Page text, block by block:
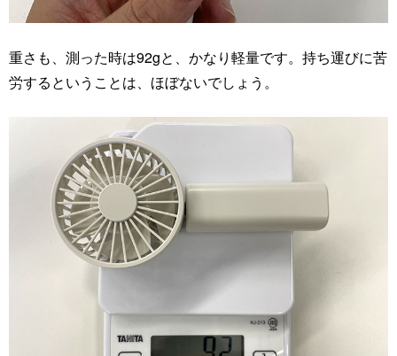
重さも、測った時は92gと、かなり軽量です。持ち運びに苦
労するということは、ほぼないでしょう。